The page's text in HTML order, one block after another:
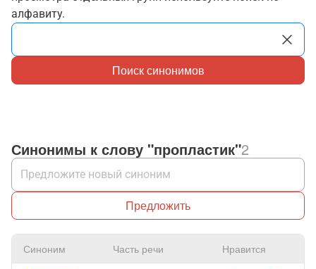
алфавиту.
Поиск синонимов
Синонимы к слову "пропластик"2
Предложить
Синоним Часть речи Нравится